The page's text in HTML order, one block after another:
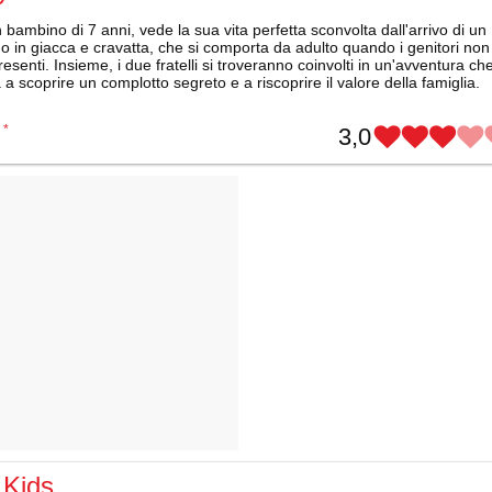
bambino di 7 anni, vede la sua vita perfetta sconvolta dall'arrivo di un
in giacca e cravatta, che si comporta da adulto quando i genitori non
Insieme, i due fratelli si troveranno coinvolti in un'avventura
a scoprire un complotto segreto e a riscoprire il valore della famiglia.
* 3,0